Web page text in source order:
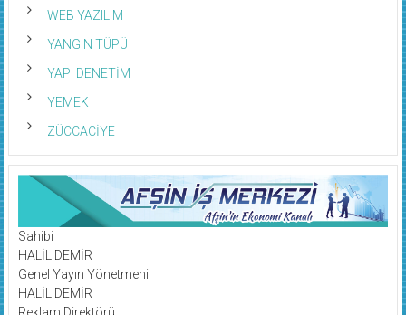
WEB YAZILIM
YANGIN TÜPÜ
YAPI DENETİM
YEMEK
ZÜCCACİYE
Sahibi
HALİL DEMİR
Genel Yayın Yönetmeni
HALİL DEMİR